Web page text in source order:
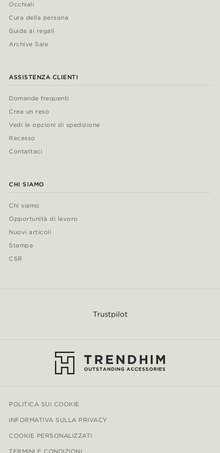
Occhiali
Cura della persona
Guida ai regali
Archive Sale
ASSISTENZA CLIENTI
Domande frequenti
Crea un reso
Vedi le opzioni di spedizione
Recesso
Contattaci
CHI SIAMO
Chi siamo
Opportunità di lavoro
Nuovi articoli
Stampa
CSR
Trustpilot
POLITICA SUI COOKIE
INFORMATIVA SULLA PRIVACY
COOKIE PERSONALIZZATI
TERMINI E CONDIZIONI